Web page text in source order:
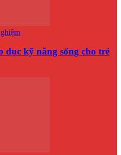
dục kỹ năng sống cho trẻ